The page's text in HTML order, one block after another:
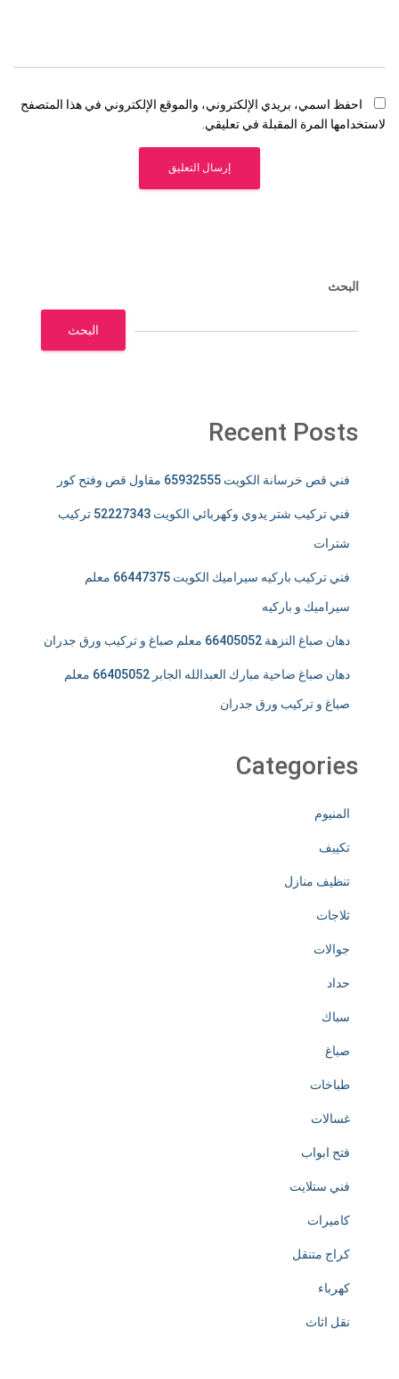
احفظ اسمي، بريدي الإلكتروني، والموقع الإلكتروني في هذا المتصفح
لاستخدامها المرة المقبلة في تعليقي.
البحث
البحث
Recent Posts
فني قص خرسانة الكويت 65932555 مقاول قص وفتح كور
فني تركيب شتر يدوي وكهربائي الكويت 52227343 تركيب
شترات
فني تركيب باركيه سيراميك الكويت 66447375 معلم
سيراميك و باركيه
دهان صباغ النزهة 66405052 معلم صباغ و تركيب ورق جدران
دهان صباغ ضاحية مبارك العبدالله الجابر 66405052 معلم
صباغ و تركيب ورق جدران
Categories
المنيوم
تكييف
تنظيف منازل
ثلاجات
جوالات
حداد
سباك
صباغ
طباخات
غسالات
فتح ابواب
فني ستلايت
كاميرات
كراج متنقل
كهرباء
نقل اثاث